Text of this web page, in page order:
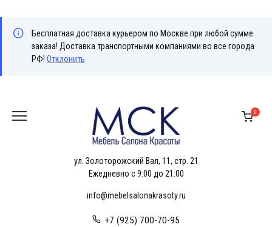
Бесплатная доставка курьером по Москве при любой сумме
заказа! Доставка транспортными компаниями во все города
РФ! Отклонить
содержанию
ул. Золоторожский Вал, 11, стр. 21
Ежедневно с 9:00 до 21:00
info@mebelsalonakrasoty.ru
+7 (925) 700-70-95
0